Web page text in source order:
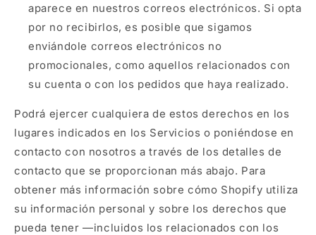
aparece en nuestros correos electrónicos. Si opta
por no recibirlos, es posible que sigamos
enviándole correos electrónicos no
promocionales, como aquellos relacionados con
su cuenta o con los pedidos que haya realizado.
Podrá ejercer cualquiera de estos derechos en los
lugares indicados en los Servicios o poniéndose en
contacto con nosotros a través de los detalles de
contacto que se proporcionan más abajo. Para
obtener más información sobre cómo Shopify utiliza
su información personal y sobre los derechos que
pueda tener —incluidos los relacionados con los